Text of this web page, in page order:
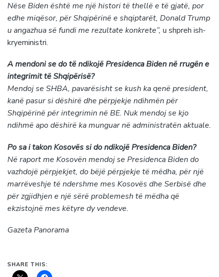
Nëse Biden është me një histori të thellë e të gjatë, por
edhe miqësor, për Shqipërinë e shqiptarët, Donald Trump
u angazhua së fundi me rezultate konkrete”, u shpreh ish-
kryeministri.
A mendoni se do të ndikojë Presidenca Biden në rrugën e
integrimit të Shqipërisë?
Mendoj se SHBA, pavarësisht se kush ka qenë president,
kanë pasur si dëshirë dhe përpjekje ndihmën për
Shqipërinë për integrimin në BE. Nuk mendoj se kjo
ndihmë apo dëshirë ka munguar në administratën aktuale.
Po sa i takon Kosovës si do ndikojë Presidenca Biden?
Në raport me Kosovën mendoj se Presidenca Biden do
vazhdojë përpjekjet, do bëjë përpjekje të mëdha, për një
marrëveshje të ndershme mes Kosovës dhe Serbisë dhe
për zgjidhjen e një sërë problemesh të mëdha që
ekzistojnë mes këtyre dy vendeve.
Gazeta Panorama
SHARE THIS: